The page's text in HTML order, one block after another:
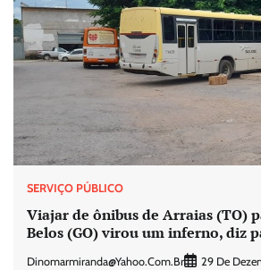
SERVIÇO PÚBLICO
Viajar de ônibus de Arraias (TO)
Belos (GO) virou um inferno, diz
Dinomarmiranda@yahoo.com.br 29 De